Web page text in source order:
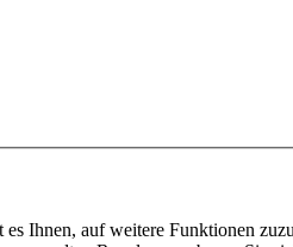
Ihnen, auf weitere Funktionen